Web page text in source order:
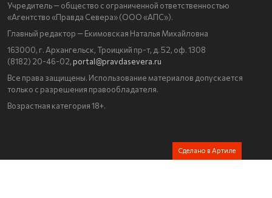
Учредитель — общество с ограниченной ответственностью
«Агентство «Правда Севера» (ООО «АПС»).
Главный редактор — Екимовская Наталья Михайловна
163000, г. Архангельск, Троицкий пр-т, д. 52, оф. 1308
(8182) 20-46-02, portal@pravdasevera.ru
Все права защищены. Использование материалов допускается
только с разрешения правообладателя.
Возрастная категория 18+.
Сделано в Артиле